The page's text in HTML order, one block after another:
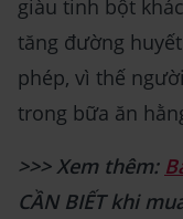
giàu tinh bột
tăng đường
phép, vì thế
trong bữa ăn
>>> Xem thêm:
CẦN BIẾT khi